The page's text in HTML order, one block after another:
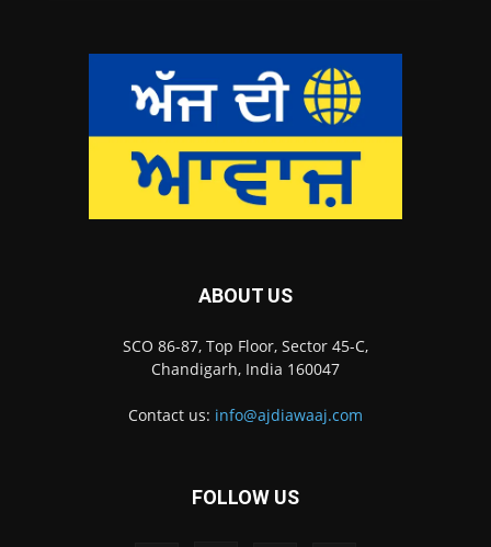
ABOUT US
SCO 86-87, Top Floor, Sector 45-C,
Chandigarh, India 160047
Contact us: info@ajdiawaaj.com
FOLLOW US